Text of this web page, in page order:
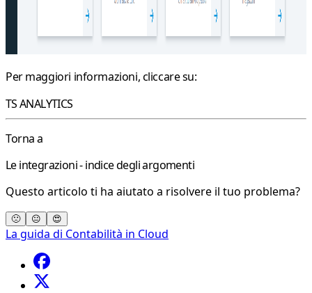
Per maggiori informazioni, cliccare su:
TS ANALYTICS
Torna a
Le integrazioni - indice degli argomenti
Questo articolo ti ha aiutato a risolvere il tuo problema?
🙁 😐 😍
La guida di Contabilità in Cloud